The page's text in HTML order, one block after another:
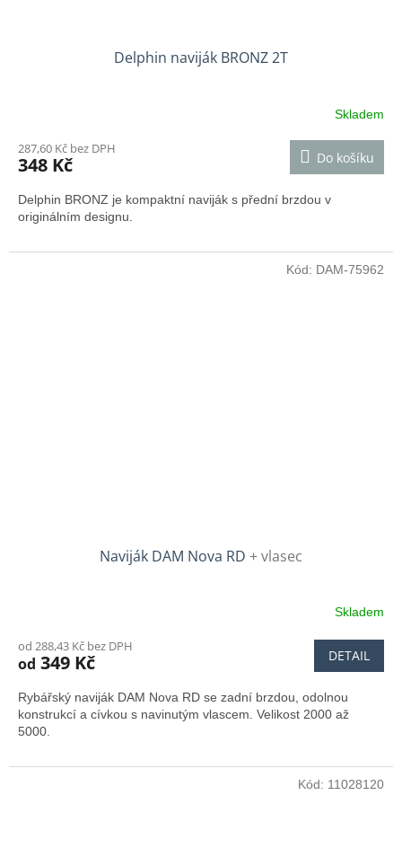
Delphin naviják BRONZ 2T
Skladem
287,60 Kč bez DPH
348 Kč Do košíku
Delphin BRONZ je kompaktní naviják s přední brzdou v
originálním designu.
Naviják DAM Nova RD + vlasec
Skladem
od 288,43 Kč bez DPH
od 349 Kč DETAIL
Rybářský naviják DAM Nova RD se zadní brzdou, odolnou
konstrukcí a cívkou s navinutým vlascem. Velikost 2000 až
5000.
Kód: DAM-75962
Kód: 11028120